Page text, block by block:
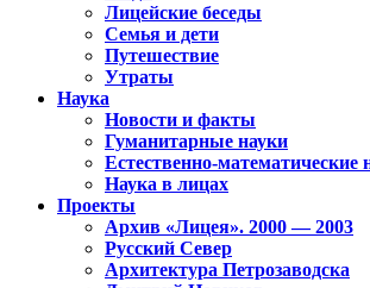
Лицейские беседы
Семья и дети
Путешествие
Утраты
Наука
Новости и факты
Гуманитарные науки
Естественно-математические
Наука в лицах
Проекты
Архив «Лицея». 2000 — 2003
Русский Север
Архитектура Петрозаводска